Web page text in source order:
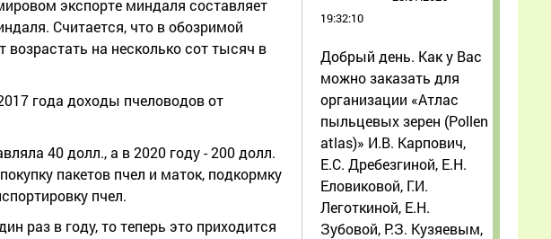
экспорте миндаля составляет
Считается, что в обозримой
на несколько сот тысяч в
года доходы пчеловодов от
40 долл., а в 2020 году - 200 долл.
пакетов пчел и маток, подкормку
пчел.
раз в году, то теперь это приходится
19:32:10
Добрый день. Как у Вас
можно заказать для
организации «Атлас
пыльцевых зерен (Pollen
atlas)» И.В. Карпович,
Е.С. Дребезгиной, Е.Н.
Еловиковой, Г.И.
Леготкиной, Е.Н.
Зубовой, Р.З. Кузяевым,